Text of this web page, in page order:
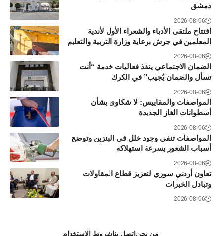
دمشق
2026-08-06
افتتاح ملتقى الأدباء والشعراء الأول لأندية
المعلمين في جرش برعاية وزارة التربية والتعليم
2026-08-06
الضمان الاجتماعي ينفذ فعاليات خدمة “أنت
تسأل والضمان يُجيب” في الكرك
2026-08-06
المواصفات والمقاييس: لا شكاوى بشأن
أسطوانات الغاز الجديدة
2026-08-06
المواصفات تنفي وجود خلل في البنزين وتوضح
أسباب الشعور بسرعة استهلاكه
2026-08-06
تعاون أردني سوري لتعزيز قطاع المقاولات
وتبادل الخبرات
2026-08-06
من نحن اتصل بناشروط الاستخدام